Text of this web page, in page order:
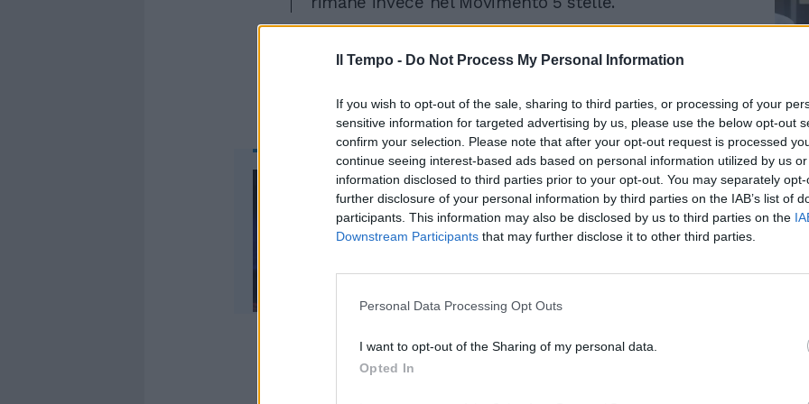
Il Tempo - Do Not Process My Personal Information
If you wish to opt-out of the sale, sharing to third parties, or processing of your
sensitive information for targeted advertising by us, please use the below opt-out
confirm your selection. Please note that after your opt-out request is processed
continue seeing interest-based ads based on personal information utilized by us
information disclosed to third parties prior to your opt-out. You may separately
further disclosure of your personal information by third parties on the IAB’s list of
participants. This information may also be disclosed by us to third parties on the
Downstream Participants that may further disclose it to other third parties.
Personal Data Processing Opt Outs
I want to opt-out of the Sharing of my personal data.
Opted In
La Raggi imita Renzi. Poi
quella brutta gaffe sulle
buche di Roma
Rudy Giuliani a Come States?
Trump, Meloni e la strategia
americana